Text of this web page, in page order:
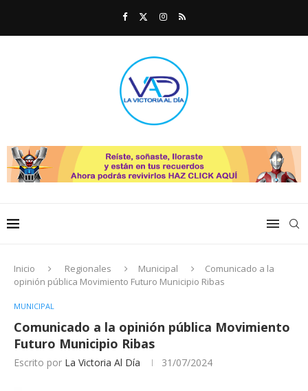
Inicio Regionales Municipal
Comunicado a la
opinión pública Movimiento Futuro Municipio Ribas
MUNICIPAL
Comunicado a la opinión pública Movimiento
Futuro Municipio Ribas
Escrito por La Victoria Al Día 31/07/2024